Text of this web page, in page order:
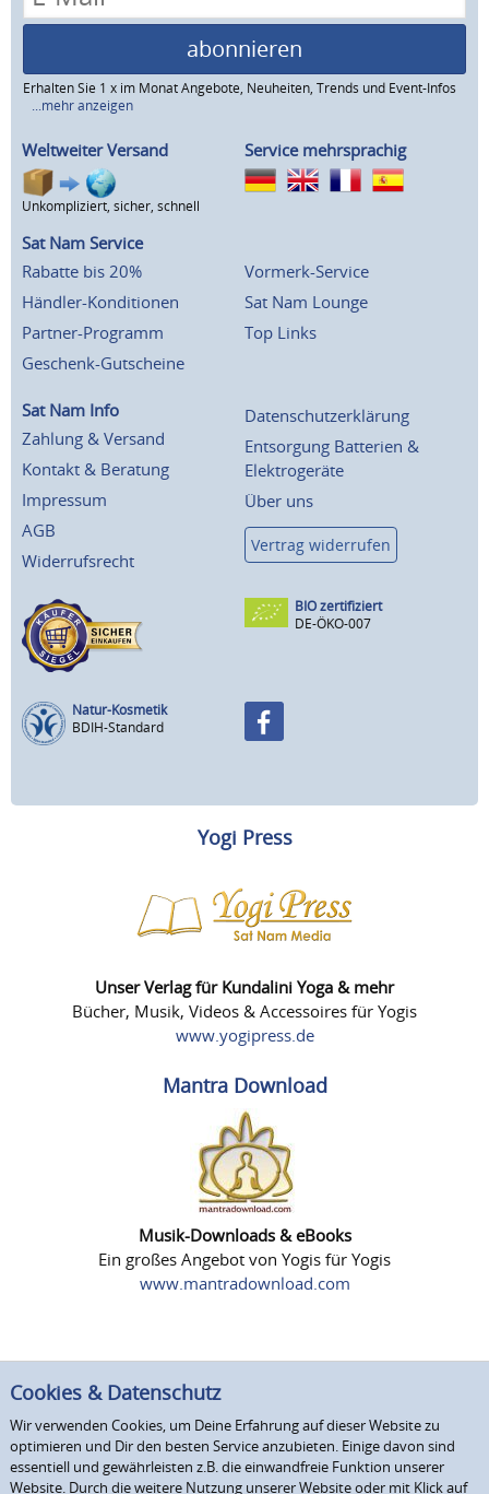
abonnieren
Erhalten Sie 1 x im Monat Angebote, Neuheiten, Trends und Event-Infos
...mehr anzeigen
Weltweiter Versand
Unkompliziert, sicher, schnell
Service mehrsprachig
Sat Nam Service
Rabatte bis 20%
Händler-Konditionen
Partner-Programm
Geschenk-Gutscheine
Vormerk-Service
Sat Nam Lounge
Top Links
Sat Nam Info
Zahlung & Versand
Kontakt & Beratung
Impressum
AGB
Widerrufsrecht
Datenschutzerklärung
Entsorgung Batterien &
Elektrogeräte
Über uns
Vertrag widerrufen
BIO zertifiziert
DE-ÖKO-007
Natur-Kosmetik
BDIH-Standard
Yogi Press
Unser Verlag für Kundalini Yoga & mehr
Bücher, Musik, Videos & Accessoires für Yogis
www.yogipress.de
Mantra Download
Musik-Downloads & eBooks
Ein großes Angebot von Yogis für Yogis
www.mantradownload.com
Cookies & Datenschutz
Wir verwenden Cookies, um Deine Erfahrung auf dieser Website zu
optimieren und Dir den besten Service anzubieten. Einige davon sind
essentiell und gewährleisten z.B. die einwandfreie Funktion unserer
Website. Durch die weitere Nutzung unserer Website oder mit Klick auf